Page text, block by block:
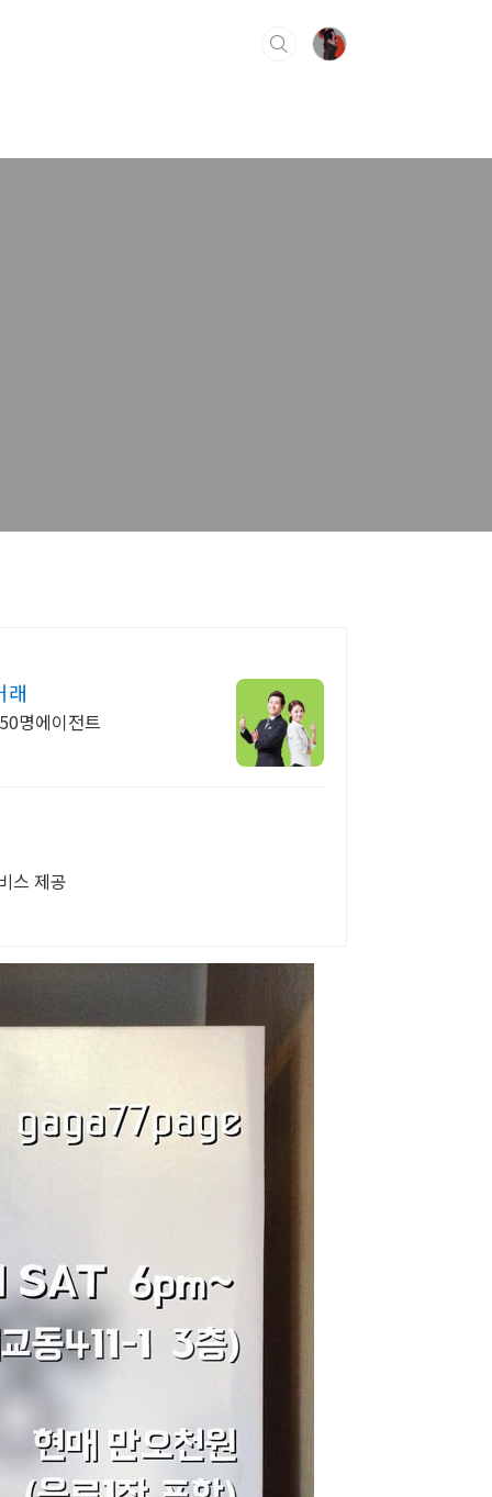
래
명에이전트
스 제공